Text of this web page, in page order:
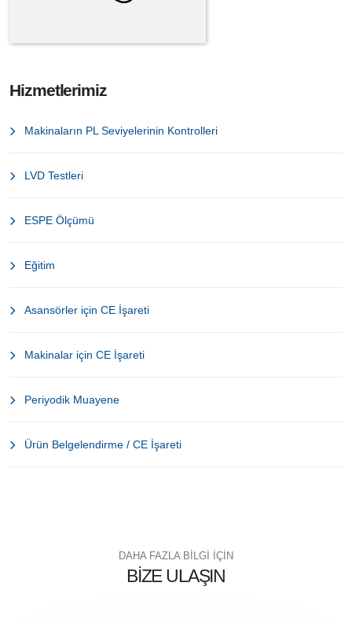
Hizmetlerimiz
Makinaların PL Seviyelerinin Kontrolleri
LVD Testleri
ESPE Ölçümü
Eğitim
Asansörler için CE İşareti
Makinalar için CE İşareti
Periyodik Muayene
Ürün Belgelendirme / CE İşareti
DAHA FAZLA BİLGİ İÇİN
BIZE ULAŞIN